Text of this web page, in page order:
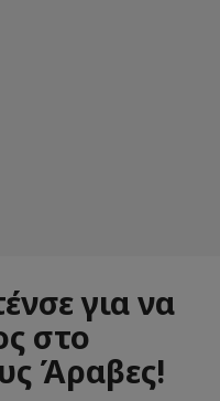
για να
στο
Άραβες!